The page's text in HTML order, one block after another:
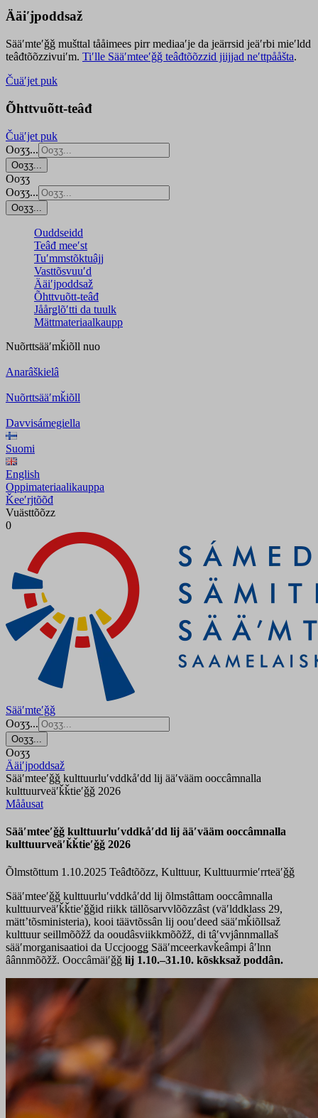
Ääiʹjpoddsaž
Sääʹmteʹǧǧ mušttal tååimees pirr mediaaʹje da jeärrsid jeäʹrbi mieʹldd
teâđtõõzzivuiʹm. Tiʹlle Sääʹmteeʹǧǧ teâđtõõzzid jiijjad neʹttpååšta.
Čuäʹjet puk
Õhttvuõtt-teâđ
Čuäʹjet puk
Ooʒʒ...
Ooʒʒ...
Ooʒʒ
Ooʒʒ...
Ooʒʒ...
Ouddseidd
Teâđ meeʹst
Tuʹmmstõktuâjj
Vasttõsvuuʹd
Ääiʹjpoddsaž
Õhttvuõtt-teâđ
Jåårǥlõʹtti da tuulk
Mättmateriaalkaupp
Nuõrttsääʹmǩiõll nuo
Anarâškielâ
Nuõrttsääʹmǩiõll
Davvisámegiella
Suomi
English
Oppimateriaalikauppa
Ǩeeʹrjtõõđ
Vuästtõõzz
0
Sääʹmteʹǧǧ
Ooʒʒ...
Ooʒʒ...
Ooʒʒ
Ääiʹjpoddsaž
Sääʹmteeʹǧǧ kulttuurluʹvddkåʹdd lij ääʹvääm ooccâmnalla
kulttuurveäʹǩǩtieʹǧǧ 2026
Mååusat
Sääʹmteeʹǧǧ kulttuurluʹvddkåʹdd lij ääʹvääm ooccâmnalla
kulttuurveäʹǩǩtieʹǧǧ 2026
Õlmstõttum 1.10.2025 Teâđtõõzz, Kulttuur, Kulttuurmieʹrrteäʹǧǧ
Sääʹmteeʹǧǧ kulttuurluʹvddkåʹdd lij õlmstâttam ooccâmnalla
kulttuurveäʹǩǩtieʹǧǧid riikk tällõsarvvlõõzzâst (väʹlddklass 29,
mättʼtõsministeria), kooi täävtõssân lij oouʹdeed sääʹmǩiõllsaž
kulttuur seillmõõžž da ooudâsviikkmõõžž, di tâʹvvjânnmallaš
sääʹmorganisaatioi da Uccjooǥǥ Sääʹmceerkavǩeâmpi âʹlnn
âânnmõõžž. Ooccâmäiʹǧǧ lij 1.10.–31.10. kõskksaž poddân.